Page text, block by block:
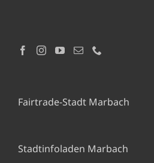
Fairtrade-Stadt Marbach
Stadtinfoladen Marbach